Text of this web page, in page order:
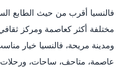
فالنسيا أقرب من حيث الطابع
مختلفة أكثر كعاصمة ومركز ثقافي
ومدينة مريحة، فالنسيا خيار
عاصمة، متاحف، ساحات، ورحلات